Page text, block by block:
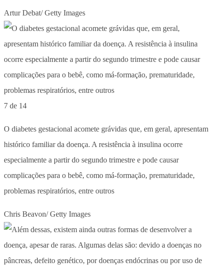
Artur Debat/ Getty Images
7 de 14
O diabetes gestacional acomete grávidas que, em geral, apresentam
histórico familiar da doença. A resistência à insulina ocorre
especialmente a partir do segundo trimestre e pode causar
complicações para o bebê, como má-formação, prematuridade,
problemas respiratórios, entre outros
Chris Beavon/ Getty Images